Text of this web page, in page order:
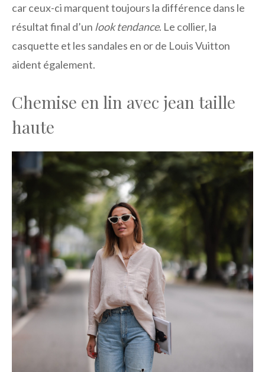
car ceux-ci marquent toujours la différence dans le
résultat final d’un look tendance. Le collier, la
casquette et les sandales en or de Louis Vuitton
aident également.
Chemise en lin avec jean taille
haute